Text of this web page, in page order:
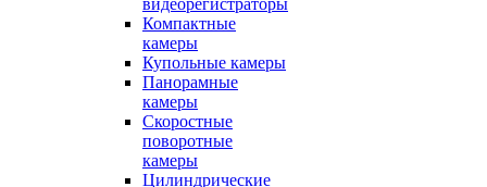
видеорегистраторы
Компактные
камеры
Купольные камеры
Панорамные
камеры
Скоростные
поворотные
камеры
Цилиндрические